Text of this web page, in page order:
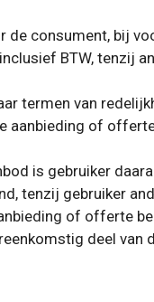
de consument, bij
BTW, tenzij
termen van
aanbieding of
is gebruiker
tenzij gebruiker
of offerte
deel van